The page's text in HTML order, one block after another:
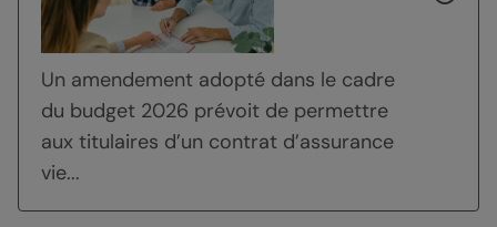
Un amendement adopté dans le cadre
du budget 2026 prévoit de permettre
aux titulaires d’un contrat d’assurance
vie...